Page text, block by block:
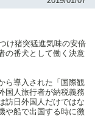
猪突猛進気味の安倍
の番犬として働く決意
導入された「国際観
国人旅行者が納税義務
訪日外国人だけではな
や船で出国する時に徴